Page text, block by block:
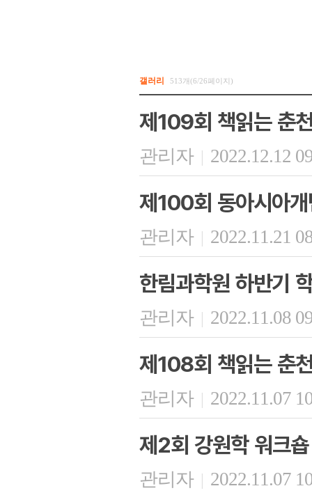
갤러리 513개(6/26페이지)
제109회 책읽는 춘
관리자 | 2022.12.12
제100회 동아시아
관리자 | 2022.11.21
한림과학원 하반기
관리자 | 2022.11.08
제108회 책읽는 춘
관리자 | 2022.11.07
제2회 강원학 워크숍
관리자 | 2022.11.07